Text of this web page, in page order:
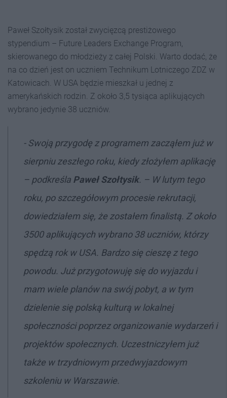
Paweł Szołtysik został zwycięzcą prestiżowego
stypendium – Future Leaders Exchange Program,
skierowanego do młodzieży z całej Polski. Warto dodać, że
na co dzień jest on uczniem Technikum Lotniczego ZDZ w
Katowicach. W USA będzie mieszkał u jednej z
amerykańskich rodzin. Z około 3,5 tysiąca aplikujących
wybrano jedynie 38 uczniów.
- Swoją przygodę z programem zacząłem już w
sierpniu zeszłego roku, kiedy złożyłem aplikację
– podkreśla Paweł Szołtysik. – W lutym tego
roku, po szczegółowym procesie rekrutacji,
dowiedziałem się, że zostałem finalistą. Z około
3500 aplikujących wybrano 38 uczniów, którzy
spędzą rok w USA. Bardzo się cieszę z tego
powodu. Już przygotowuję się do wyjazdu i
mam wiele planów na swój pobyt, a w tym
dzielenie się polską kulturą w lokalnej
społeczności poprzez organizowanie wydarzeń i
projektów społecznych. Uczestniczyłem już
także w trzydniowym przedwyjazdowym
szkoleniu w Warszawie.